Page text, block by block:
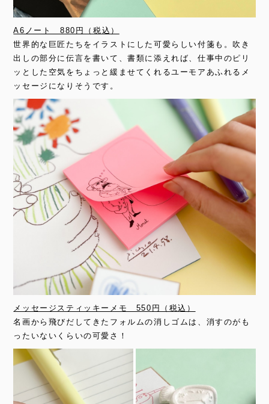
A6ノート 880円（税込）
世界的な巨匠たちをイラストにした可愛らしい付箋も。吹き
出しの部分に伝言を書いて、書類に添えれば、仕事中のピリ
ッとした空気をちょっと緩ませてくれるユーモアあふれるメ
ッセージになりそうです。
メッセージスティッキーメモ 550円（税込）
名画から飛びだしてきたフォルムの消しゴムは、消すのがも
ったいないくらいの可愛さ！